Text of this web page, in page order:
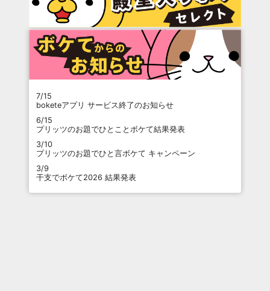
7/15
boketeアプリ サービス終了のお知らせ
6/15
プリッツのお題でひとことボケて結果発表
3/10
プリッツのお題でひと言ボケて キャンペーン
3/9
干支でボケて2026 結果発表